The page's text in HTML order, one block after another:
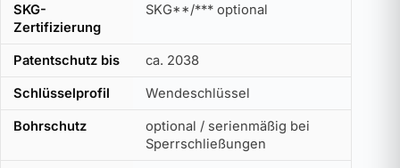
SKG-
Zertifizierung
SKG**/*** optional
Patentschutz bis ca. 2038
Schlüsselprofil Wendeschlüssel
Bohrschutz
optional / serienmäßig bei
Sperrschließungen